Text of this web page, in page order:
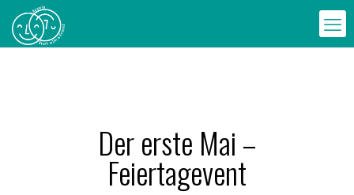
Der erste Mai –
Feiertagevent